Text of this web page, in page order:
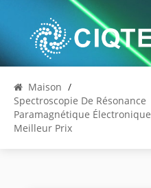
Maison /
Spectroscopie De Résonance
Paramagnétique Électronique
Meilleur Prix